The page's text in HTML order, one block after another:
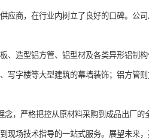
应商，在行业内树立了良好的口碑。
、造型铝方管、铝型材及各类异形铝制
写字楼等大型建筑的幕墙装饰；铝方
念，严格把控从原材料采购到成品出厂
场技术指导的一站式服务。展望未来